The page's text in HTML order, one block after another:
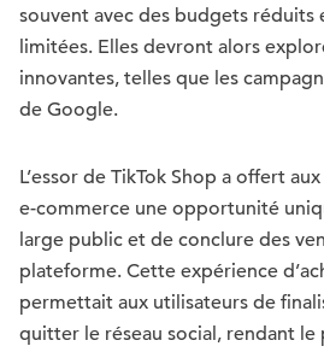
souvent avec des budgets réduits
limitées. Elles devront alors
innovantes, telles que les
de Google.
L’essor de TikTok Shop a offert
e-commerce une opportunité
large public et de conclure des
plateforme. Cette expérience
permettait aux utilisateurs de
quitter le réseau social, rendant le